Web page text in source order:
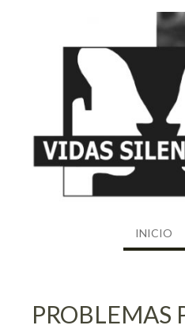
INICIO
PROBLEMAS